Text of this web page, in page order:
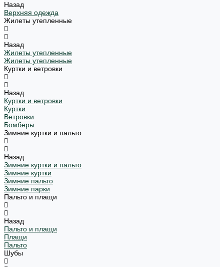
Назад
Верхняя одежда
Жилеты утепленные
Назад
Жилеты утепленные
Жилеты утепленные
Куртки и ветровки
Назад
Куртки и ветровки
Куртки
Ветровки
Бомберы
Зимние куртки и пальто
Назад
Зимние куртки и пальто
Зимние куртки
Зимние пальто
Зимние парки
Пальто и плащи
Назад
Пальто и плащи
Плащи
Пальто
Шубы